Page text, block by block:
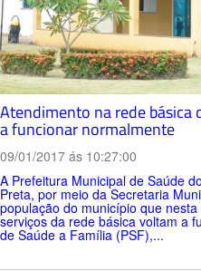
Atendimento na rede básica
a funcionar normalmente
09/01/2017 ás 10:27:00
A Prefeitura Municipal de Saúde
Preta, por meio da Secretaria
população do município que
serviços da rede básica voltam a
de Saúde a Família (PSF),...